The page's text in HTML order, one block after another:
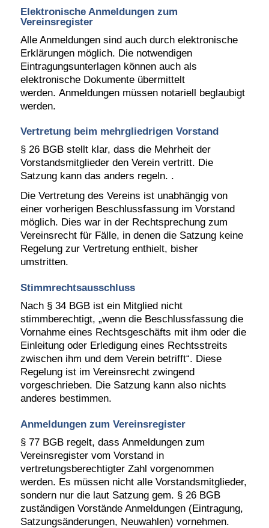
Elektronische Anmeldungen zum
Vereinsregister
Alle Anmeldungen sind auch durch elektronische
Erklärungen möglich. Die notwendigen
Eintragungsunterlagen können auch als
elektronische Dokumente übermittelt
werden. Anmeldungen müssen notariell beglaubigt
werden.
Vertretung beim mehrgliedrigen Vorstand
§ 26 BGB stellt klar, dass die Mehrheit der
Vorstandsmitglieder den Verein vertritt. Die
Satzung kann das anders regeln. .
Die Vertretung des Vereins ist unabhängig von
einer vorherigen Beschlussfassung im Vorstand
möglich. Dies war in der Rechtsprechung zum
Vereinsrecht für Fälle, in denen die Satzung keine
Regelung zur Vertretung enthielt, bisher
umstritten.
Stimmrechtsausschluss
Nach § 34 BGB ist ein Mitglied nicht
stimmberechtigt, „wenn die Beschlussfassung die
Vornahme eines Rechtsgeschäfts mit ihm oder die
Einleitung oder Erledigung eines Rechtsstreits
zwischen ihm und dem Verein betrifft“. Diese
Regelung ist im Vereinsrecht zwingend
vorgeschrieben. Die Satzung kann also nichts
anderes bestimmen.
Anmeldungen zum Vereinsregister
§ 77 BGB regelt, dass Anmeldungen zum
Vereinsregister vom Vorstand in
vertretungsberechtigter Zahl vorgenommen
werden. Es müssen nicht alle Vorstandsmitglieder,
sondern nur die laut Satzung gem. § 26 BGB
zuständigen Vorstände Anmeldungen (Eintragung,
Satzungsänderungen, Neuwahlen) vornehmen.